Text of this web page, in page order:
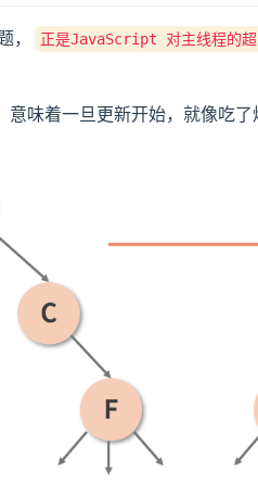
正是JavaScript 对主线程的超
味着一旦更新开始，就像吃